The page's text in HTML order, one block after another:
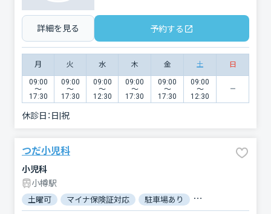
詳細を見る 予約する
月 火 水 木 金 土 日
09:00
〜
17:30
09:00
〜
17:30
09:00
〜
12:30
09:00
〜
17:30
09:00
〜
17:30
09:00
〜
12:30
休診日： 日|祝
つだ小児科
小児科
小樽駅
土曜可 マイナ保険証対応 駐車場あり バリアフリー